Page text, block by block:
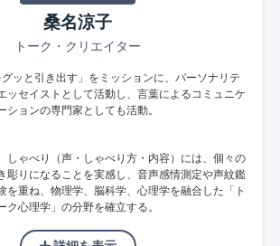
桑名涼子
トーク・クリエイター
グッと引き出す」をミッションに、パーソナリテ
ッセイストとして活動し、言葉によるコミュニケ
ションの専門家としても活動。
しゃべり（声・しゃべり方・内容）には、個々の
彫りになることを実感し、音声感情測定や声紋鑑
を重ね、物理学、脳科学、心理学を融合した「ト
ク心理学」の分野を確立する。